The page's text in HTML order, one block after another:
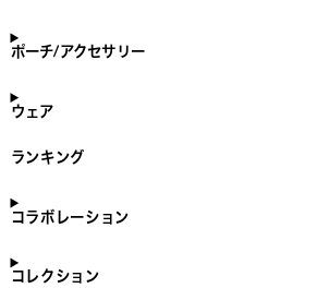
ポーチ/アクセサリー
ウェア
ランキング
コラボレーション
コレクション